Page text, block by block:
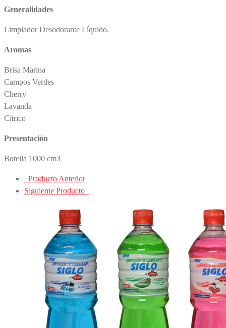
Generalidades
Limpiador Desodorante Líquido.
Aromas
Brisa Marina
Campos Verdes
Cherry
Lavanda
Cítrico
Presentación
Botella 1000 cm3
Producto Anterior
Siguiente Producto